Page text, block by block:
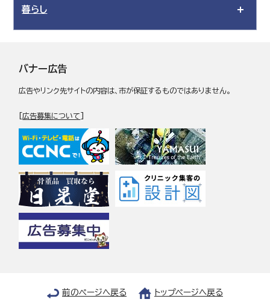
暮らし
バナー広告
広告やリンク先サイトの内容は、市が保証するものではありません。
[広告募集について
前のページへ戻る トップページへ戻る